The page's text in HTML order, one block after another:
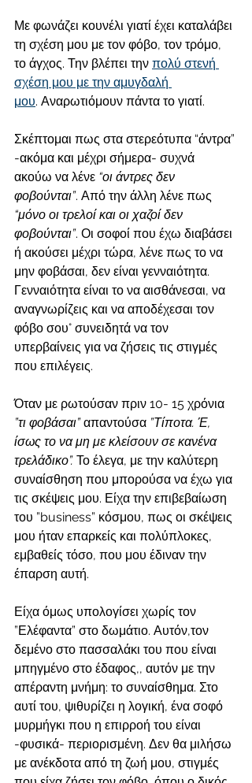
Με φωνάζει κουνέλι γιατί έχει καταλάβει
τη σχέση μου με τον φόβο, τον τρόμο,
το άγχος. Την βλέπει την πολύ στενή
σχέση μου με την αμυγδαλή
μου. Αναρωτιόμουν πάντα το γιατί.
Σκέπτομαι πως στα στερεότυπα “άντρα”
-ακόμα και μέχρι σήμερα- συχνά
ακούω να λένε “οι άντρες δεν
φοβούνται”. Από την άλλη λένε πως
“μόνο οι τρελοί και οι χαζοί δεν
φοβούνται”. Οι σοφοί που έχω διαβάσει
ή ακούσει μέχρι τώρα, λένε πως το να
μην φοβάσαι, δεν είναι γενναιότητα.
Γενναιότητα είναι το να αισθάνεσαι, να
αναγνωρίζεις και να αποδέχεσαι τον
φόβο σου° συνειδητά να τον
υπερβαίνεις για να ζήσεις τις στιγμές
που επιλέγεις.
Όταν με ρωτούσαν πριν 10- 15 χρόνια
”τι φοβάσαι” απαντούσα ”Τίποτα. Έ,
ίσως το να μη με κλείσουν σε κανένα
τρελάδικο”. Το έλεγα, με την καλύτερη
συναίσθηση που μπορούσα να έχω για
τις σκέψεις μου. Είχα την επιβεβαίωση
του ”business” κόσμου, πως οι σκέψεις
μου ήταν επαρκείς και πολύπλοκες,
εμβαθείς τόσο, που μου έδιναν την
έπαρση αυτή.
Είχα όμως υπολογίσει χωρίς τον
”Ελέφαντα” στο δωμάτιο. Αυτόν,τον
δεμένο στο πασσαλάκι του που είναι
μπηγμένο στο έδαφος,, αυτόν με την
απέραντη μνήμη: το συναίσθημα. Στο
αυτί του, ψιθυρίζει η λογική, ένα σοφό
μυρμήγκι που η επιρροή του είναι
-φυσικά- περιορισμένη. Δεν θα μιλήσω
με ανέκδοτα από τη ζωή μου, στιγμές